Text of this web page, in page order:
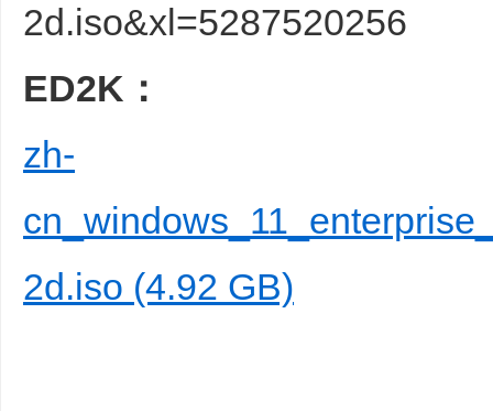
2d.iso&xl=5287520256
ED2K：
zh-
2d.iso (4.92 GB)